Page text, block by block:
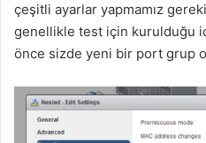
çeşitli ayarlar yapmamız
genellikle test için kurulduğu
önce sizde yeni bir port grup